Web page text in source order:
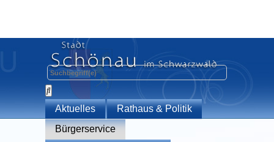
Aktuelles
Rathaus & Politik
Bürgerservice